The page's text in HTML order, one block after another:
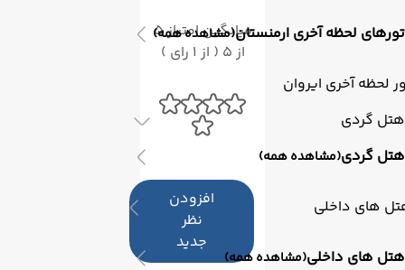
تورهای لحظه آخری ارمنستان(مشاهده همه)
لحظه آخری ایروان
هتل گردی
هتل گردی(مشاهده همه)
های داخلی
هتل های داخلی(مشاهده همه)
میانگین امتیاز 5
از 5 ( از 1 رای )
افزودن
نظر
جدید